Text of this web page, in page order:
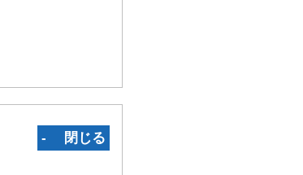
‐ 閉じる